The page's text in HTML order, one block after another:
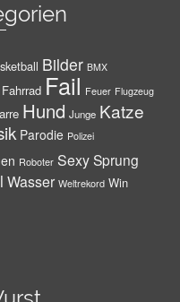
Bilder BMX
Fahrrad Fail Feuer Flugzeug
Hund Junge Katze
Parodie Polizei
Roboter SexySprung
Wasser Weltrekord Win